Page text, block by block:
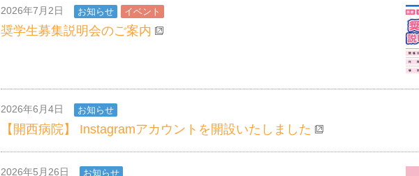
2026年7月2日 お知らせ イベント
奨学生募集説明会のご案内
2026年6月4日 お知らせ
【開西病院】 Instagramアカウントを開設いたしました
2026年5月26日 お知らせ